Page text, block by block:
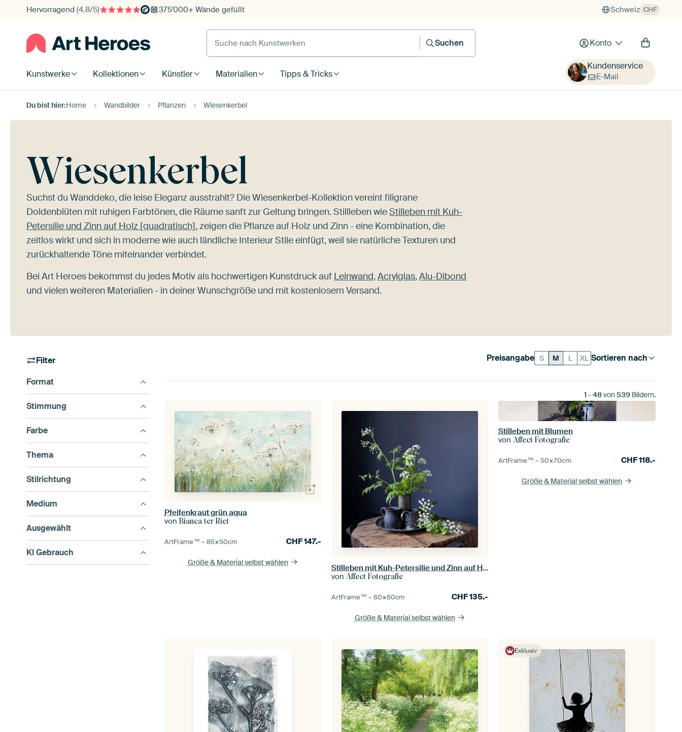
Hervorragend (4.8/5) 375'000+ Wände gefüllt Schweiz CHF
Suche nach Kunstwerken
Suchen
Konto
Kunstwerke Kollektionen Künstler Materialien Tipps & Tricks
Kundenservice
E-Mail
Du bist hier:Home Wandbilder Pflanzen Wiesenkerbel
Wiesenkerbel
Suchst du Wanddeko, die leise Eleganz ausstrahlt? Die Wiesenkerbel-Kollektion vereint filigrane
Doldenblüten mit ruhigen Farbtönen, die Räume sanft zur Geltung bringen. Stillleben wieStilleben mit Kuh-
Petersilie und Zinn auf Holz [quadratisch].zeigen die Pflanze auf Holz und Zinn - eine Kombination, die
zeitlos wirkt und sich in moderne wie auch ländliche Interieur Stile einfügt, weil sie natürliche Texturen und
zurückhaltende Töne miteinander verbindet.
Bei Art Heroes bekommst du jedes Motiv als hochwertigen Kunstdruck auf Leinwand,Acrylglas,Alu-Dibond
und vielen weiteren Materialien - in deiner Wunschgröße und mit kostenlosem Versand.
Filter
Format
Stimmung
Farbe
Thema
Stilrichtung
Medium
Ausgewählt
KI Gebrauch
Sortieren nach
Preisangabe S M L XL
1 - 48von539 Bildern.
Pfeifenkraut grün aqua
vonBianca ter Riet
ArtFrame™ –85×50cm CHF147.-
Größe & Material selbst wählen
Stilleben mit Kuh-Petersilie und Zinn auf Holz [quadratisch].
vonAffect Fotografie
ArtFrame™ –60×60cm CHF135.-
Größe & Material selbst wählen
Stilleben mit Blumen
vonAffect Fotografie
ArtFrame™ –50×70cm CHF118.-
Größe & Material selbst wählen
Exklusiv